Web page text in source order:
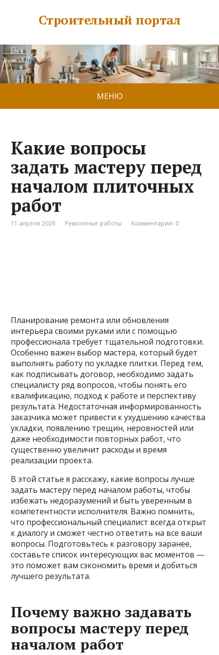
Строительный портал
МЕНЮ
Какие вопросы
задать мастеру перед
началом плиточных
работ
11 апреля 2026 Ремонтные работы Комментарии: 0
Планирование ремонта или обновления
интерьера своими руками или с помощью
профессионала требует тщательной подготовки.
Особенно важен выбор мастера, который будет
выполнять работу по укладке плитки. Перед тем,
как подписывать договор, необходимо задать
специалисту ряд вопросов, чтобы понять его
квалификацию, подход к работе и перспективу
результата. Недостаточная информированность
заказчика может привести к ухудшению качества
укладки, появлению трещин, неровностей или
даже необходимости повторных работ, что
существенно увеличит расходы и время
реализации проекта.
В этой статье я расскажу, какие вопросы лучше
задать мастеру перед началом работы, чтобы
избежать недоразумений и быть уверенным в
компетентности исполнителя. Важно помнить,
что профессиональный специалист всегда открыт
к диалогу и сможет честно ответить на все ваши
вопросы. Подготовьтесь к разговору заранее,
составьте список интересующих вас моментов —
это поможет вам сэкономить время и добиться
лучшего результата.
Почему важно задавать
вопросы мастеру перед
началом работ